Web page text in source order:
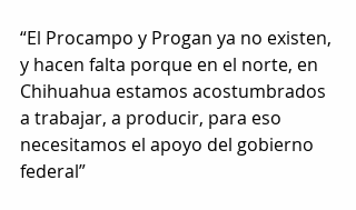
“El Procampo y Progan ya no existen,
y hacen falta porque en el norte, en
Chihuahua estamos acostumbrados
a trabajar, a producir, para eso
necesitamos el apoyo del gobierno
federal”